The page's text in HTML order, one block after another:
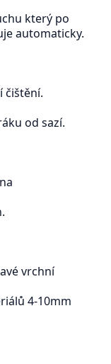
který po
automaticky.
čištění.
od sazí.
vrchní
4-10mm